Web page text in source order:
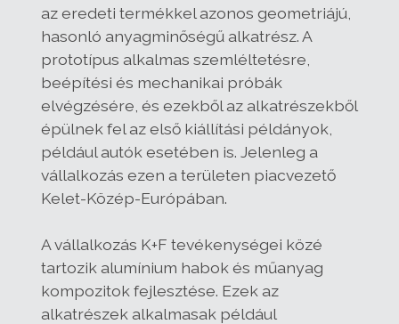
az eredeti termékkel azonos geometriájú,
hasonló anyagminőségű alkatrész. A
prototípus alkalmas szemléltetésre,
beépítési és mechanikai próbák
elvégzésére, és ezekből az alkatrészekből
épülnek fel az első kiállítási példányok,
például autók esetében is. Jelenleg a
vállalkozás ezen a területen piacvezető
Kelet-Közép-Európában.
A vállalkozás K+F tevékenységei közé
tartozik alumínium habok és műanyag
kompozitok fejlesztése. Ezek az
alkatrészek alkalmasak például